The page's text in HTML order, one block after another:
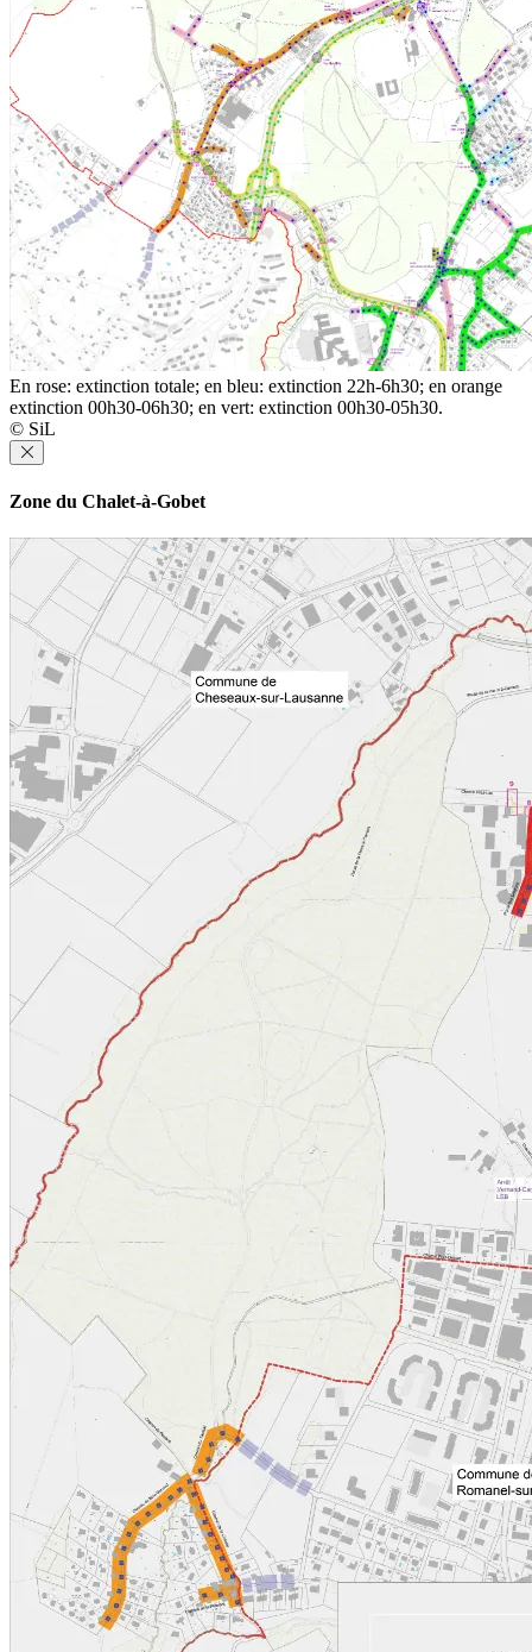
En rose: extinction totale; en bleu: extinction 22h-6h30; en orange
extinction 00h30-06h30; en vert: extinction 00h30-05h30.
© SiL
Zone du Chalet-à-Gobet